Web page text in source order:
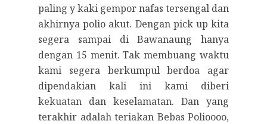
paling y kaki gempor nafas tersengal dan
akhirnya polio akut. Dengan pick up kita
segera sampai di Bawanaung hanya
dengan 15 menit. Tak membuang waktu
kami segera berkumpul berdoa agar
dipendakian kali ini kami diberi
kekuatan dan keselamatan. Dan yang
terakhir adalah teriakan Bebas Polioooo,